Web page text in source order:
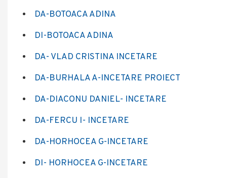
DA-BOTOACA ADINA
DI-BOTOACA ADINA
DA- VLAD CRISTINA INCETARE
DA-BURHALA A-INCETARE PROIECT
DA-DIACONU DANIEL- INCETARE
DA-FERCU I- INCETARE
DA-HORHOCEA G-INCETARE
DI- HORHOCEA G-INCETARE